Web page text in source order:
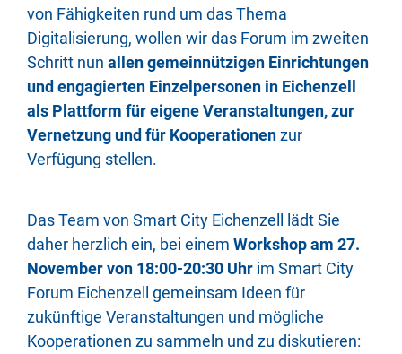
von Fähigkeiten rund um das Thema
Digitalisierung, wollen wir das Forum im zweiten
Schritt nun allen gemeinnützigen Einrichtungen
und engagierten Einzelpersonen in Eichenzell
als Plattform für eigene Veranstaltungen, zur
Vernetzung und für Kooperationenzur
Verfügung stellen.
Das Team von Smart City Eichenzell lädt Sie
daher herzlich ein, bei einem Workshop am 27.
November von 18:00-20:30 Uhr im Smart City
Forum Eichenzell gemeinsam Ideen für
zukünftige Veranstaltungen und mögliche
Kooperationen zu sammeln und zu diskutieren: